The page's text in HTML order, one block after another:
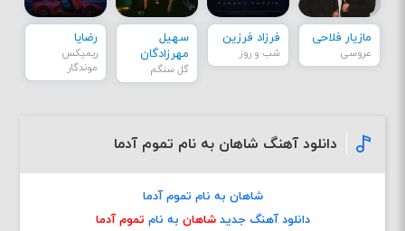
مازیار فلاحی
عروسی
فرزاد فرزین
شب و روز
سهیل
مهرزادگان
گل سنگم
رضایا
ریمیکس
موندگار
دانلود آهنگ شاهان به نام تموم آدما
شاهان به نام تموم آدما
دانلود آهنگ جدید شاهان به نام تموم آدما